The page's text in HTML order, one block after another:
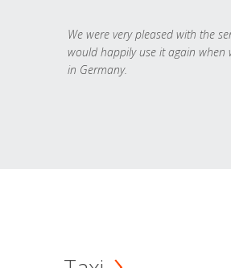
We were very pleased with the
would happily use it again when
in Germany.